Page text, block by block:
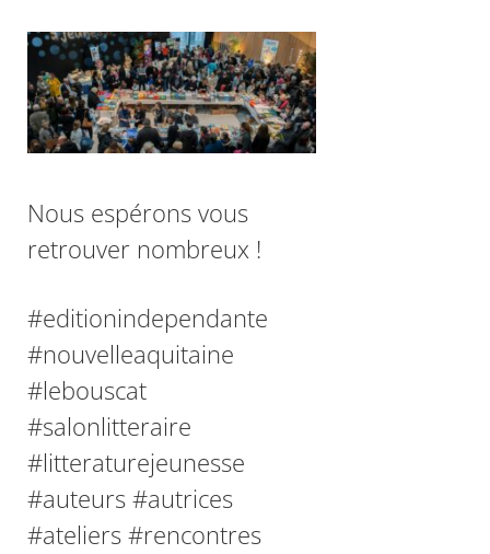
Nous espérons vous
retrouver nombreux !
#editionindependante
#nouvelleaquitaine
#lebouscat
#salonlitteraire
#litteraturejeunesse
#auteurs #autrices
#ateliers #rencontres